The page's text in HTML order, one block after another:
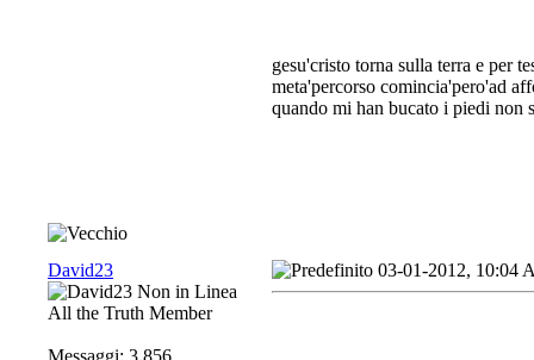
gesu'cristo torna sulla terra e per
meta'percorso comincia'pero'ad
quando mi han bucato i piedi non
David23
All the Truth Member
Messaggi: 3,856
03-01-2012, 10:04